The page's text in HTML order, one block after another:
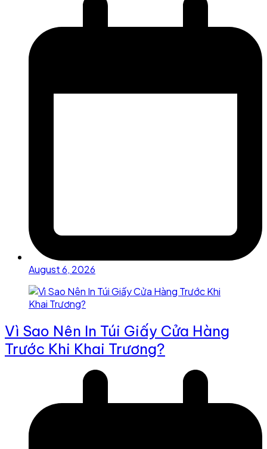
August 6, 2026
Vì Sao Nên In Túi Giấy Cửa Hàng
Trước Khi Khai Trương?